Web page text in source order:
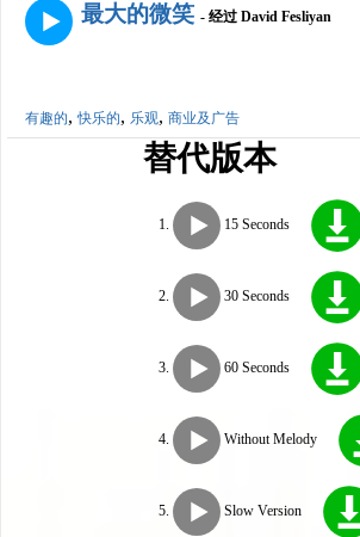
最大的微笑 - 经过 David Fesliyan
有趣的,快乐的, 乐观, 商业及广告
替代版本
15 Seconds
30 Seconds
60 Seconds
Without Melody
Slow Version